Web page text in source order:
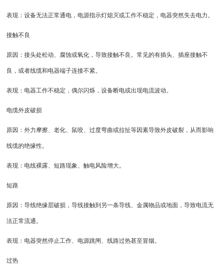
表现：设备无法正常通电，电源指示灯熄灭或工作不稳定，电器突然失去电力。
接触不良
原因：接头处松动、腐蚀或氧化，导致接触不良。常见的有插头、插座接触不
良，或者线缆和电器端子连接不紧。
表现：电器工作不稳定，偶尔闪烁，设备断电或出现电流波动。
电缆外皮破损
原因：外力摩擦、老化、鼠咬、过度弯曲或拉扯等因素导致外皮破裂，从而影响
线缆的绝缘性。
表现：电线裸露、短路现象、触电风险增大。
短路
原因：导线绝缘层破损，导线接触到另一条导线、金属物品或地面，导致电流无
法正常流通。
表现：电器突然停止工作、电源跳闸、线路过热甚至冒烟。
过热